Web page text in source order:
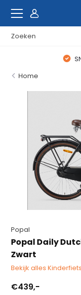
Home
Popal
Popal Daily
Zwart
Bekijk alles Kinderfiets
€439,-